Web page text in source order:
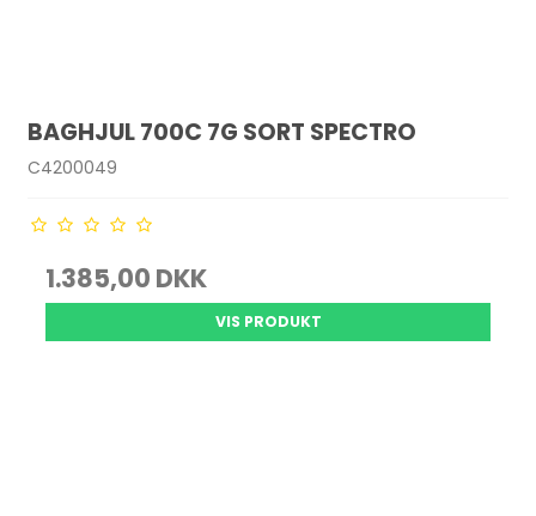
BAGHJUL 700C 7G SORT SPECTRO
C4200049
1.385,00 DKK
VIS PRODUKT